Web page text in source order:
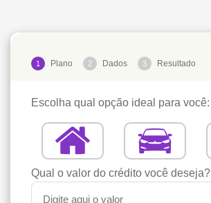
1 Plano 2 Dados 3 Resultado
Escolha qual opção ideal para você:
Qual o valor do crédito você deseja?